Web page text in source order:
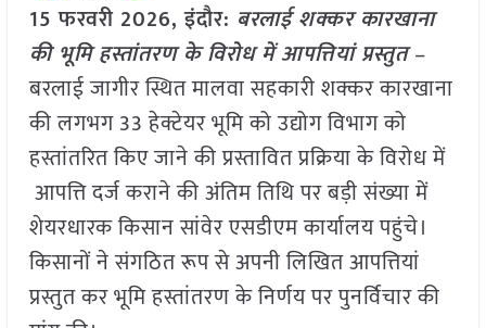
15 फरवरी 2026,इंदौर: बरलाई शक्कर कारखाना
की भूमि हस्तांतरण के विरोध में आपत्तियां प्रस्तुत–
बरलाई जागीर स्थित मालवा सहकारी शक्कर कारखाना
की लगभग 33 हेक्टेयर भूमि को उद्योग विभाग को
हस्तांतरित किए जाने की प्रस्तावित प्रक्रिया के विरोध में
आपत्ति दर्ज कराने की अंतिम तिथि पर बड़ी संख्या में
शेयरधारक किसान सांवेर एसडीएम कार्यालय पहुंचे।
किसानों ने संगठित रूप से अपनी लिखित आपत्तियां
प्रस्तुत कर भूमि हस्तांतरण के निर्णय पर पुनर्विचार की